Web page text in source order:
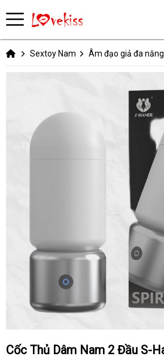
Sextoy Nam Âm đạo giả đa năng
Cốc Thủ Dâm Nam 2 Đầu S-Hande Spirit Bomb